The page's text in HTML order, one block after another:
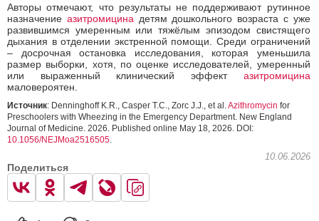
Авторы отмечают, что результаты не поддерживают рутинное
назначение азитромицина детям дошкольного возраста с уже
развившимся умеренным или тяжёлым эпизодом свистящего
дыхания в отделении экстренной помощи. Среди ограничений
– досрочная остановка исследования, которая уменьшила
размер выборки, хотя, по оценке исследователей, умеренный
или выраженный клинический эффект азитромицина
маловероятен.
Источник: Denninghoff K.R., Casper T.C., Zorc J.J., et al. Azithromycin for
Preschoolers with Wheezing in the Emergency Department. New England
Journal of Medicine. 2026. Published online May 18, 2026. DOI:
10.1056/NEJMoa2516505
10.06.2026
Поделиться